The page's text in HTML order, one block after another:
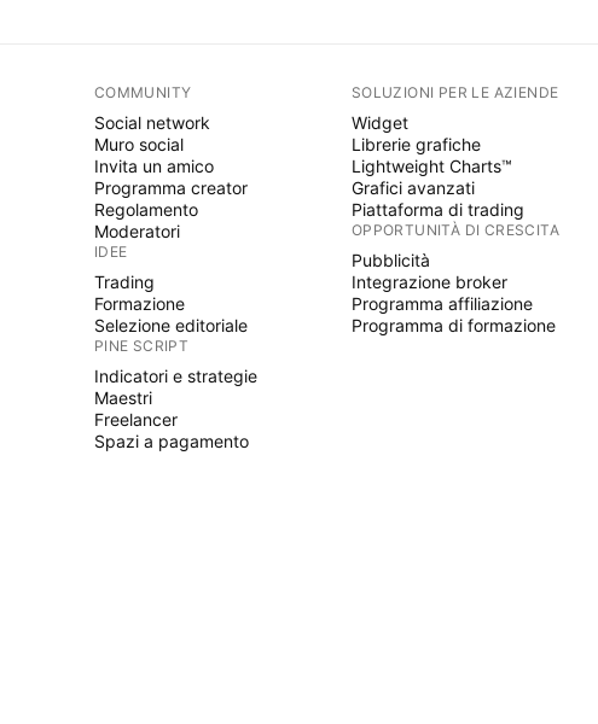
COMMUNITY
Social network
Muro social
Invita un amico
Programma creator
Regolamento
Moderatori
IDEE
Trading
Formazione
Selezione editoriale
PINE SCRIPT
Indicatori e strategie
Maestri
Freelancer
Spazi a pagamento
SOLUZIONI PER LE AZIENDE
Widget
Librerie grafiche
Lightweight Charts™
Grafici avanzati
Piattaforma di trading
OPPORTUNITÀ DI CRESCITA
Pubblicità
Integrazione broker
Programma affiliazione
Programma di formazione